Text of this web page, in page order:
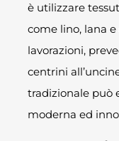
è utilizzare
come lino, lana
lavorazioni,
centrini
tradizionale può
moderna ed